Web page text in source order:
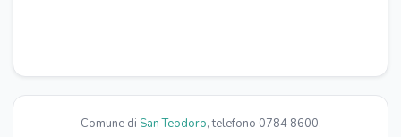
Zona pranzo
Zona soggiorno
Comune di San Teodoro, telefono 0784 8600,